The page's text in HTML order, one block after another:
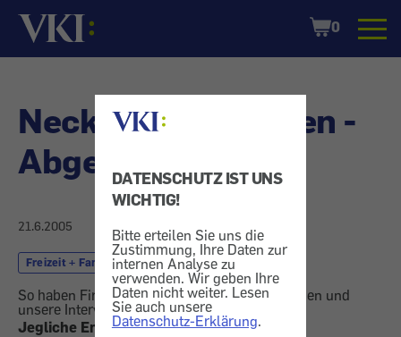
DATENSCHUTZ IST UNS
WICHTIG!
Bitte erteilen Sie uns die
Zustimmung, Ihre Daten zur
internen Analyse zu
verwenden. Wir geben Ihre
Daten nicht weiter. Lesen
Sie auch unsere
Datenschutz-Erklärung.
Startseite
Shopping
Cart
0
Neckermann Reisen -
Abgelehnt
21.6.2005
Freizeit + Familie Reise und Urlaub
So haben Firmen auf Konsumentenbeschwerden und
unsere Intervention reagiert.
Jegliche Entschädigung verweigert